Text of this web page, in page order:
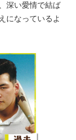
深い愛情で結ば
になっているよ